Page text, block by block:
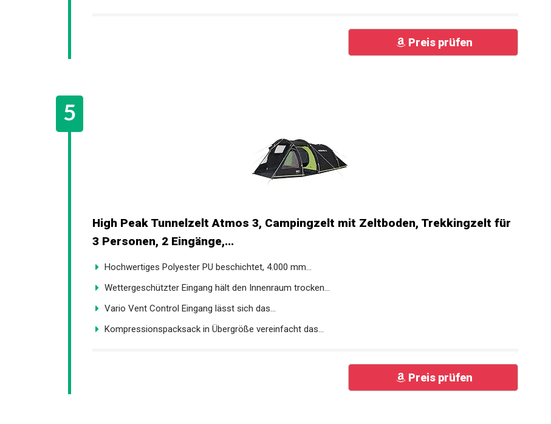
Preis prüfen
High Peak Tunnelzelt Atmos 3, Campingzelt mit Zeltboden, Trekkingzelt für
3 Personen, 2 Eingänge,...
Hochwertiges Polyester PU beschichtet, 4.000 mm...
Wettergeschützter Eingang hält den Innenraum trocken...
Vario Vent Control Eingang lässt sich das...
Kompressionspacksack in Übergröße vereinfacht das...
Preis prüfen